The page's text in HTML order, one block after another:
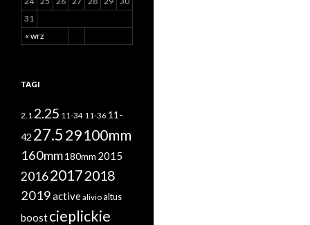
« wrz
31
TAGI
2.1 2.25 11-34 11-36 11-
42 27.529100mm
160mm180mm 2015
201620172018
2019activealivioaltus
boostcieplickie